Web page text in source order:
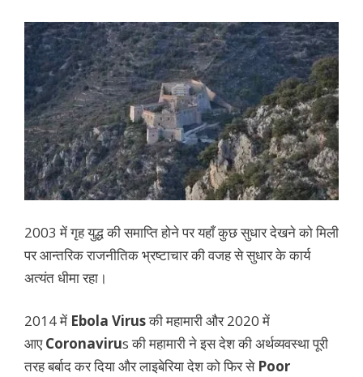
2003 में गृह युद्ध की समाप्ति होने पर यहाँ कुछ सुधार देखने को मिली
पर आन्तरिक राजनीतिक भ्रष्टाचार की वजह से सुधार के कार्य
अत्यंत धीमा रहा।
2014 में Ebola Virusकी महामारी और 2020 में
आएCoronavirus की महामारी ने इस देश की अर्थव्यवस्था पूरी
तरह बर्बाद कर दिया और लाइबेरिया देश को फिर से Poor